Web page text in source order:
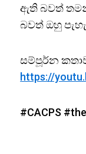
ඇති බවත්
බවත් ඔහු
සම්පූර්න
https://
#CACPS